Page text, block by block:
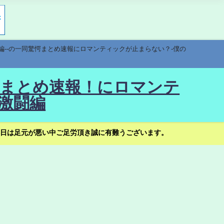
の一同驚愕まとめ速報にロマンティックが止まらない？-僕の
とめ速報！にロマンテ
闘編
足元が悪い中ご足労頂き誠に有難うございます。